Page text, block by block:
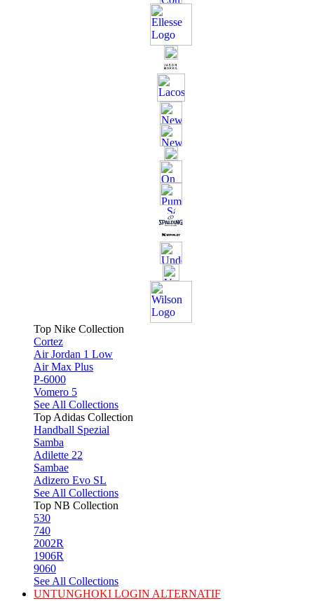
Top Nike Collection
Cortez
Air Jordan 1 Low
Air Max Plus
P-6000
Vomero 5
See All Collections
Top Adidas Collection
Handball Spezial
Samba
Adilette 22
Sambae
Adizero Evo SL
See All Collections
Top NB Collection
530
740
2002R
1906R
9060
See All Collections
UNTUNGHOKI LOGIN ALTERNATIF